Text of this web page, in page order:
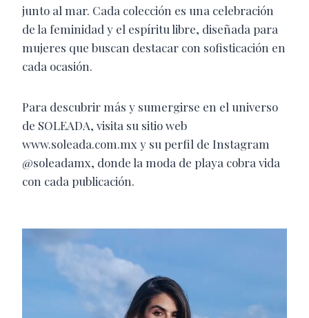
junto al mar. Cada colección es una celebración
de la feminidad y el espíritu libre, diseñada para
mujeres que buscan destacar con sofisticación en
cada ocasión.
Para descubrir más y sumergirse en el universo
de SOLEADA, visita su sitio web
www.soleada.com.mx y su perfil de Instagram
@soleadamx, donde la moda de playa cobra vida
con cada publicación.